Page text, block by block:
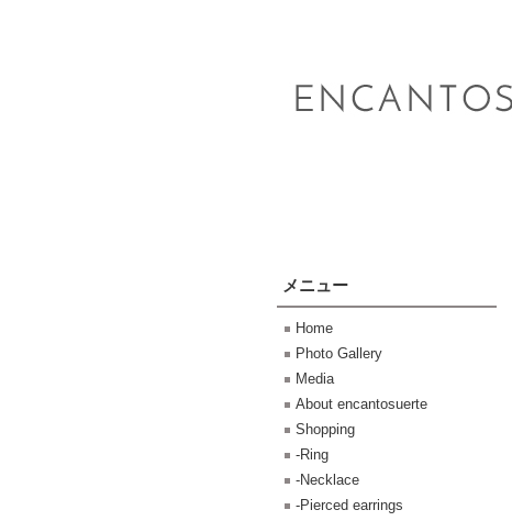
メニュー
Home
Photo Gallery
Media
About encantosuerte
Shopping
-Ring
-Necklace
-Pierced earrings